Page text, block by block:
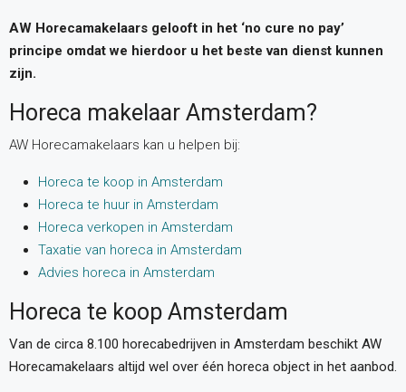
AW Horecamakelaars gelooft in het ‘no cure no pay’
principe omdat we hierdoor u het beste van dienst kunnen
zijn.
Horeca makelaar Amsterdam?
AW Horecamakelaars kan u helpen bij:
Horeca te koop in Amsterdam
Horeca te huur in Amsterdam
Horeca verkopen in Amsterdam
Taxatie van horeca in Amsterdam
Advies horeca in Amsterdam
Horeca te koop Amsterdam
Van de circa 8.100 horecabedrijven in Amsterdam beschikt AW
Horecamakelaars altijd wel over één horeca object in het aanbod.